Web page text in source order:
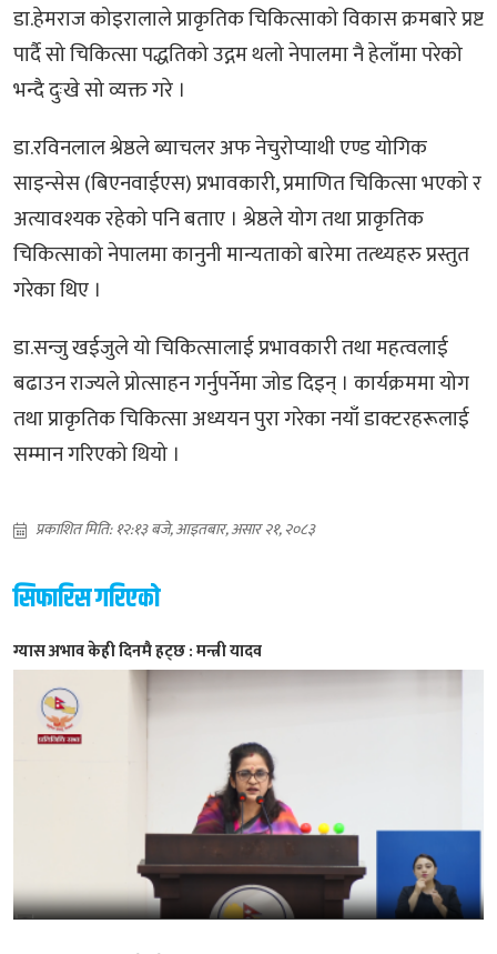
डा.हेमराज कोइरालाले प्राकृतिक चिकित्साको विकास क्रमबारे प्रष्ट
पार्दै सो चिकित्सा पद्धतिको उद्गम थलो नेपालमा नै हेलाँमा परेको
भन्दै दुःखे सो व्यक्त गरे ।
डा.रविनलाल श्रेष्ठले ब्याचलर अफ नेचुरोप्याथी एण्ड योगिक
साइन्सेस (बिएनवाईएस) प्रभावकारी, प्रमाणित चिकित्सा भएको र
अत्यावश्यक रहेको पनि बताए । श्रेष्ठले योग तथा प्राकृतिक
चिकित्साको नेपालमा कानुनी मान्यताको बारेमा तत्थ्यहरु प्रस्तुत
गरेका थिए ।
डा.सन्जु खईजुले यो चिकित्सालाई प्रभावकारी तथा महत्वलाई
बढाउन राज्यले प्रोत्साहन गर्नुपर्नेमा जोड दिइन् । कार्यक्रममा योग
तथा प्राकृतिक चिकित्सा अध्ययन पुरा गरेका नयाँ डाक्टरहरूलाई
सम्मान गरिएको थियो ।
प्रकाशित मिति: १२:१३ बजे, आइतबार, असार २१, २०८३
सिफारिस गरिएको
ग्यास अभाव केही दिनमै हट्छ : मन्त्री यादव